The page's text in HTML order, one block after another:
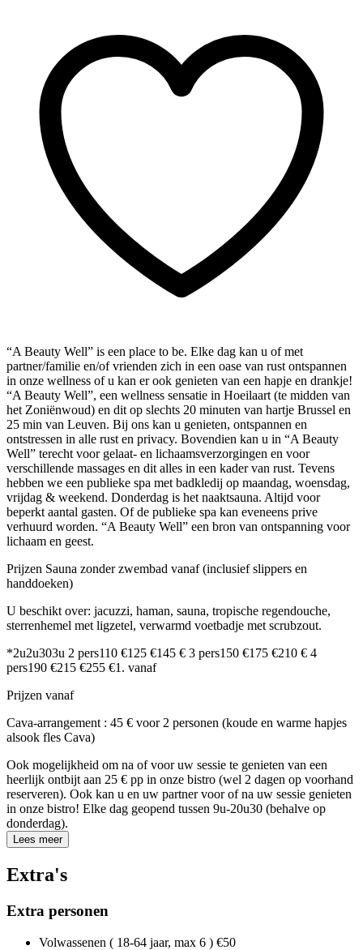
“A Beauty Well” is een place to be. Elke dag kan u of met
partner/familie en/of vrienden zich in een oase van rust ontspannen
in onze wellness of u kan er ook genieten van een hapje en drankje!
“A Beauty Well”, een wellness sensatie in Hoeilaart (te midden van
het Zoniënwoud) en dit op slechts 20 minuten van hartje Brussel en
25 min van Leuven. Bij ons kan u genieten, ontspannen en
ontstressen in alle rust en privacy. Bovendien kan u in “A Beauty
Well” terecht voor gelaat- en lichaamsverzorgingen en voor
verschillende massages en dit alles in een kader van rust. Tevens
hebben we een publieke spa met badkledij op maandag, woensdag,
vrijdag & weekend. Donderdag is het naaktsauna. Altijd voor
beperkt aantal gasten. Of de publieke spa kan eveneens prive
verhuurd worden. “A Beauty Well” een bron van ontspanning voor
lichaam en geest.
Prijzen Sauna zonder zwembad vanaf (inclusief slippers en
handdoeken)
U beschikt over: jacuzzi, haman, sauna, tropische regendouche,
sterrenhemel met ligzetel, verwarmd voetbadje met scrubzout.
*2u2u303u 2 pers110 €125 €145 € 3 pers150 €175 €210 € 4
pers190 €215 €255 €1. vanaf
Prijzen vanaf
Cava-arrangement : 45 € voor 2 personen (koude en warme hapjes
alsook fles Cava)
Ook mogelijkheid om na of voor uw sessie te genieten van een
heerlijk ontbijt aan 25 € pp in onze bistro (wel 2 dagen op voorhand
reserveren). Ook kan u en uw partner voor of na uw sessie genieten
in onze bistro! Elke dag geopend tussen 9u-20u30 (behalve op
donderdag).
Lees meer
Extra's
Extra personen
Volwassenen ( 18-64 jaar, max 6 ) €50